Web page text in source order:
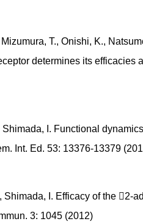
T., Onishi, K.,
determines its efficacies
I. Functional
Int. Ed. 53: 13376-13379
Shimada, I. Efficacy of the 2-
3: 1045 (2012)